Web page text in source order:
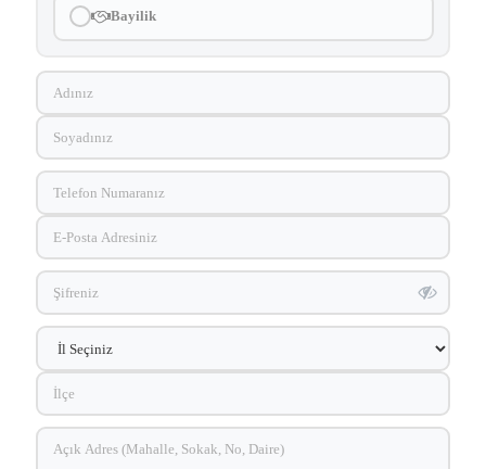
Bayilik